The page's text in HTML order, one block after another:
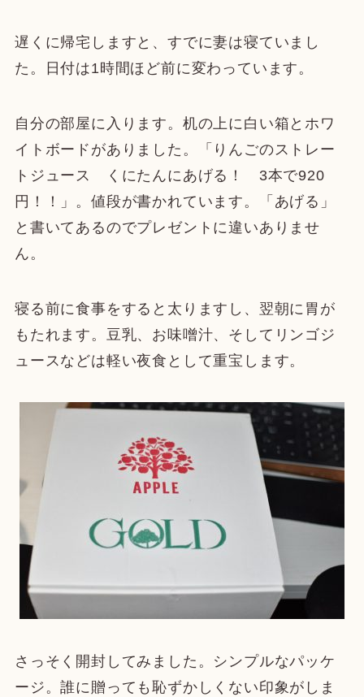
遅くに帰宅しますと、すでに妻は寝ていまし
た。日付は1時間ほど前に変わっています。
自分の部屋に入ります。机の上に白い箱とホワ
イトボードがありました。「りんごのストレー
トジュース くにたんにあげる！ 3本で920
円！！」。値段が書かれています。「あげる」
と書いてあるのでプレゼントに違いありませ
ん。
寝る前に食事をすると太りますし、翌朝に胃が
もたれます。豆乳、お味噌汁、そしてリンゴジ
ュースなどは軽い夜食として重宝します。
さっそく開封してみました。シンプルなパッケ
ージ。誰に贈っても恥ずかしくない印象がしま